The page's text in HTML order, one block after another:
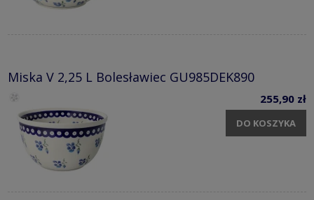
Miska V 2,25 L Bolesławiec GU985DEK890
255,90 zł
DO KOSZYKA